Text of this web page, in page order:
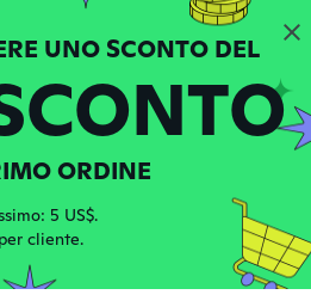
long donc ne tiens pas bien
ISCRIVITI PER RICEVERE UNO SCONTO DEL
ORDINE
5 US$.
cliente.